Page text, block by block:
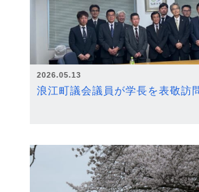
2026.05.13
浪江町議会議員が学長を表敬訪